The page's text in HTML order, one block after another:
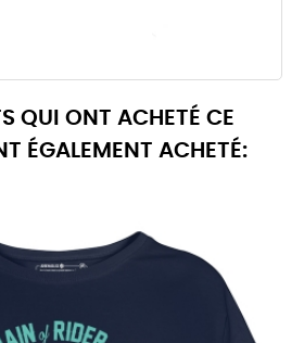
QUI ONT ACHETÉ CE
ÉGALEMENT ACHETÉ: